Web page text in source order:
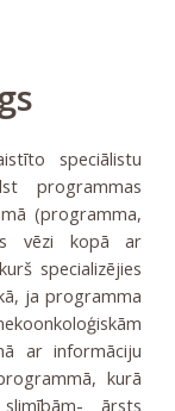
speciālistu
programmas
(programma,
vēzi kopā ar
specializējies
ja programma
ar informāciju
kurā
ārsts